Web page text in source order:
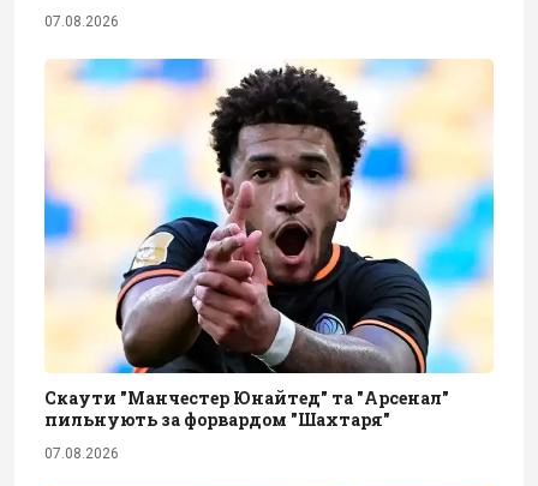
07.08.2026
Скаути "Манчестер Юнайтед" та "Арсенал"
пильнують за форвардом "Шахтаря"
07.08.2026